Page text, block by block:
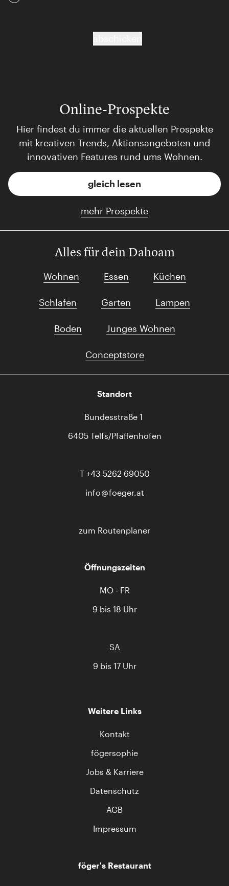
Online-Prospekte
Hier findest du immer die aktuellen Prospekte
mit kreativen Trends, Aktionsangeboten und
innovativen Features rund ums Wohnen.
gleich lesen
mehr Prospekte
Alles für dein Dahoam
Wohnen Essen Küchen
Schlafen Garten Lampen
Boden Junges Wohnen
Conceptstore
Standort
Bundesstraße 1
6405 Telfs/Pfaffenhofen
T +43 5262 69050
info
foeger.at
zum Routenplaner
Öffnungszeiten
MO - FR
9 bis 18 Uhr
SA
9 bis 17 Uhr
Weitere Links
Kontakt
fögersophie
Jobs & Karriere
Datenschutz
AGB
Impressum
föger's Restaurant